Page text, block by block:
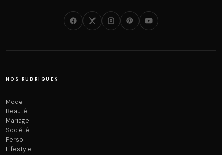
NOS RUBRIQUES
Mode
Beauté
Mariage
Société
Perso
Lifestyle